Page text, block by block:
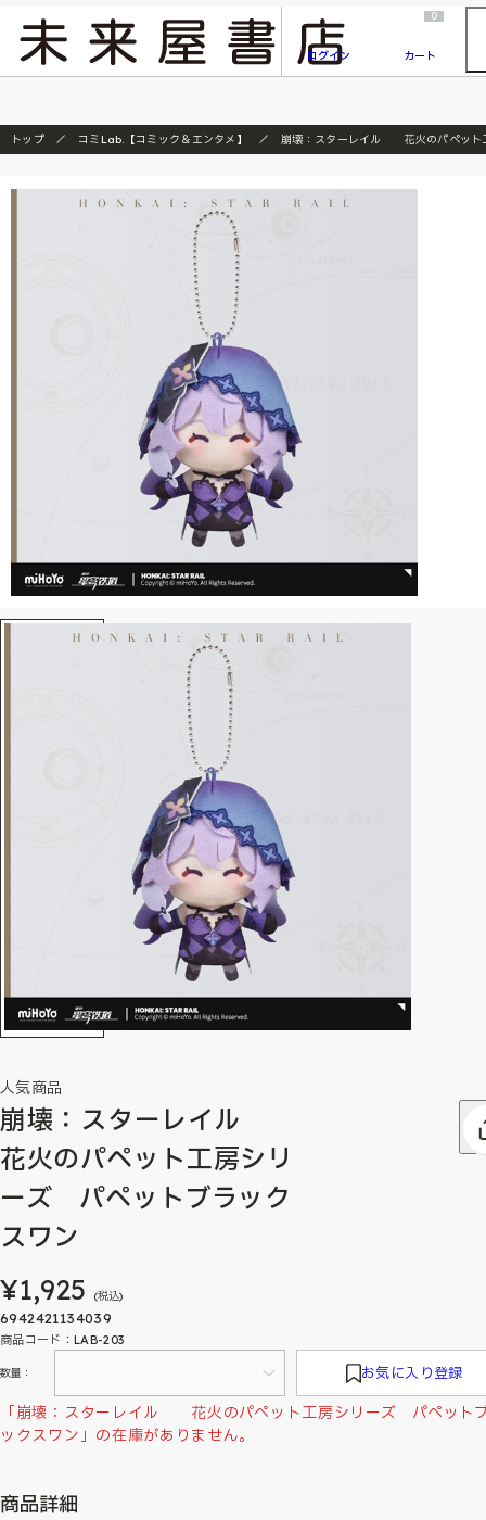
『ONE PIECE magazine 021 ONE PIECEカード付き同梱版』発売延期のご案内
ログイン
0
カート
トップ コミLab.【コミック＆エンタメ】 崩壊：スターレイル 花火のパペット
人気商品
崩壊：スターレイル
花火のパペット工房シリ
ーズ パペットブラック
スワン
¥1,925 (税込)
6942421134039
商品コード：LAB-203
数量： お気に入り登録
「崩壊：スターレイル 花火のパペット工房シリーズ パペット
ックスワン」の在庫がありません。
商品詳細